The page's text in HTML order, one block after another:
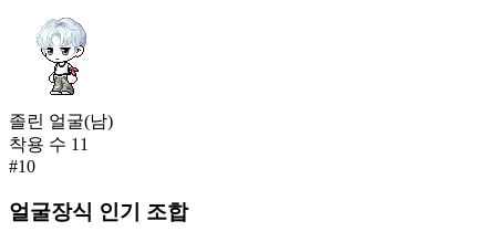
졸린 얼굴(남)
착용 수 11
#10
얼굴장식 인기 조합